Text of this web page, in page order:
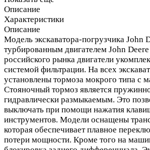
Описание
Характеристики
Описание
Модель экскаватора-погрузчика John
турбированным двигателем John
российского рынка двигатели
системой фильтрации. На всех
установлены тормоза мокрого типа с
Стояночный тормоз является
гидравлически размыкаемым. Это
выключать при помощи нажатия
инструментов. Модели оснащены
которая обеспечивает плавное
потери мощности. Кроме того на